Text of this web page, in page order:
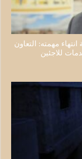
مهمته: التعاون
للاجئين